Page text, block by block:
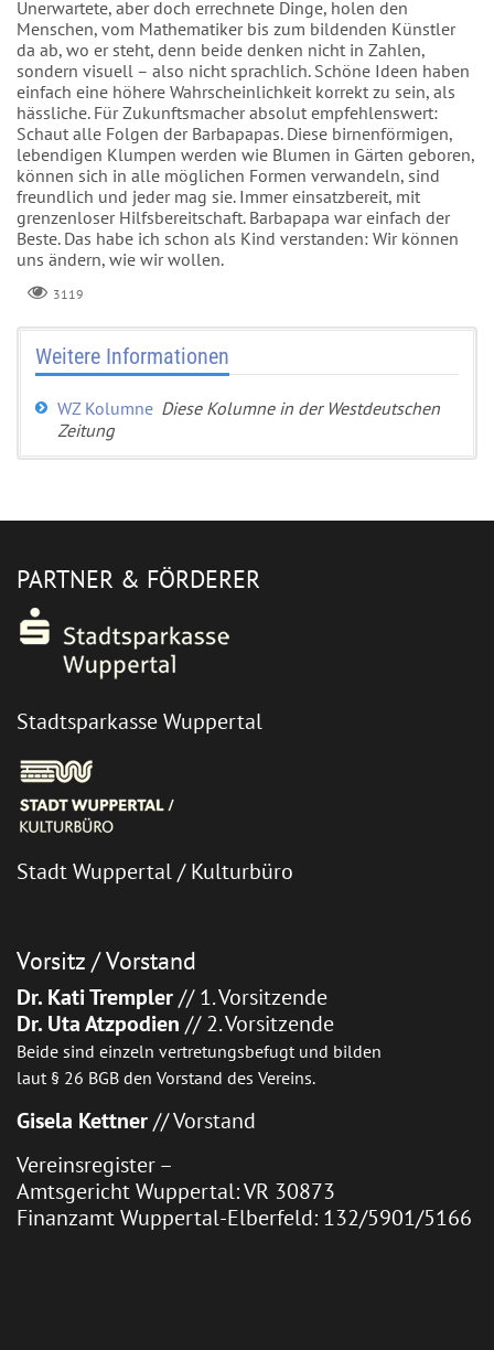
Unerwartete, aber doch errechnete Dinge, holen den
Menschen, vom Mathematiker bis zum bildenden Künstler
da ab, wo er steht, denn beide denken nicht in Zahlen,
sondern visuell – also nicht sprachlich. Schöne Ideen haben
einfach eine höhere Wahrscheinlichkeit korrekt zu sein, als
hässliche. Für Zukunftsmacher absolut empfehlenswert:
Schaut alle Folgen der Barbapapas. Diese birnenförmigen,
lebendigen Klumpen werden wie Blumen in Gärten geboren,
können sich in alle möglichen Formen verwandeln, sind
freundlich und jeder mag sie. Immer einsatzbereit, mit
grenzenloser Hilfsbereitschaft. Barbapapa war einfach der
Beste. Das habe ich schon als Kind verstanden: Wir können
uns ändern, wie wir wollen.
3119
Weitere Informationen
WZ Kolumne Diese Kolumne in der Westdeutschen
Zeitung
PARTNER & FÖRDERER
Stadtsparkasse Wuppertal
Stadt Wuppertal / Kulturbüro
Vorsitz / Vorstand
Dr. Kati Trempler// 1. Vorsitzende
Dr. Uta Atzpodien // 2. Vorsitzende
Beide sind einzeln vertretungsbefugt und bilden
laut § 26 BGB den Vorstand des Vereins.
Gisela Kettner// Vorstand
Vereinsregister –
Amtsgericht Wuppertal: VR 30873
Finanzamt Wuppertal-Elberfeld: 132/5901/5166